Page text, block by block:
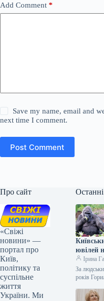
Add Comment *
Save my name, email and
next time I comment.
Post Comment
Про сайт
«Свіжі
новини» —
портал про
Київ,
політику та
суспільне
життя
України. Ми
ювілей
горили.
Ірина
За
років
52-річчя.